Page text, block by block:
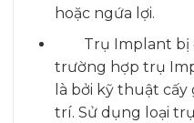
hoặc ngứa lợi.
Trụ Implant bị
trường hợp trụ
là bởi kỹ thuật
trí. Sử dụng loại